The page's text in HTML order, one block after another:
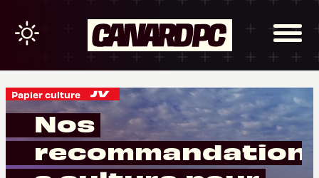
Papier culture
Nos
recommandation